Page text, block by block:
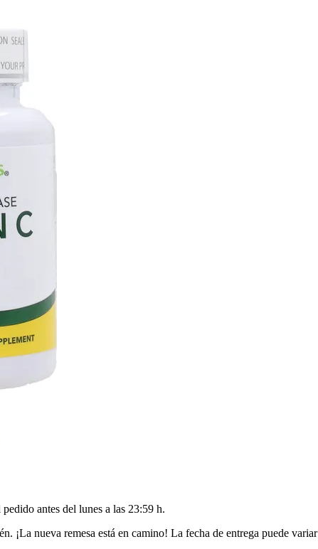
pedido antes del lunes a las 23:59 h.
¡La nueva remesa está en camino! La fecha de entrega puede